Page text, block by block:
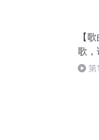
【
歌，
第